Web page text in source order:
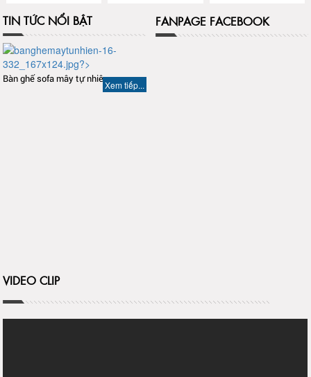
TIN TỨC NỔI BẬT
Bàn ghế sofa mây tự nhiên
Xem tiếp...
FANPAGE FACEBOOK
VIDEO CLIP